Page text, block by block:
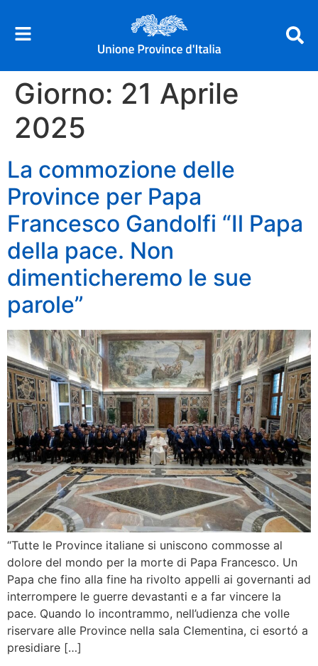
Giorno: 21 Aprile
2025
La commozione delle
Province per Papa
Francesco Gandolfi “Il Papa
della pace. Non
dimenticheremo le sue
parole”
“Tutte le Province italiane si uniscono commosse al
dolore del mondo per la morte di Papa Francesco. Un
Papa che fino alla fine ha rivolto appelli ai governanti ad
interrompere le guerre devastanti e a far vincere la
pace. Quando lo incontrammo, nell’udienza che volle
riservare alle Province nella sala Clementina, ci esortó a
presidiare […]